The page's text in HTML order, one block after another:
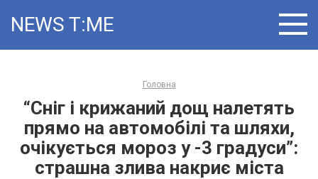
NEWS T:ME
Головна
“Сніг і крижаний дощ налетять
прямо на автомобілі та шляхи,
очікується мороз у -3 градуси”:
страшна злива накриє міста